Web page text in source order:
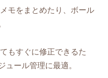
モをまとめたり、ボール
てもすぐに修正できるた
ュール管理に最適。